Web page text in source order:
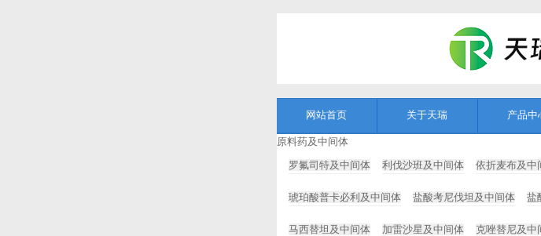
网站首页 关于天瑞 产品中
原料药及中间体
罗氟司特及中间体
利伐沙班及中间体 依折麦布及中
琥珀酸普卡必利及中间体 盐酸考尼伐坦及中间体 盐
马西替坦及中间体 加雷沙星及中间体 克唑替尼及中